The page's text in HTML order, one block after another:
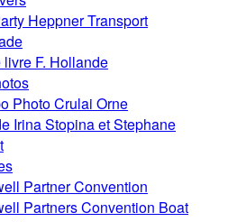
Heppner Transport
F. Hollande
Photo Crulai Orne
Irina Stopina et Stephane
Partner Convention
Partners Convention Boat